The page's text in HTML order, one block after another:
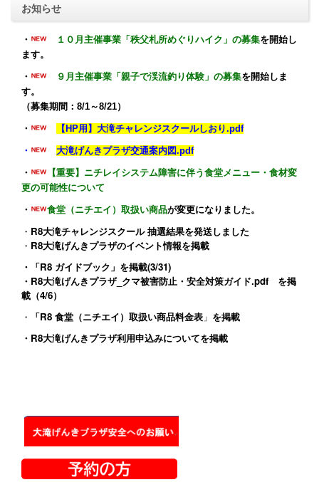
お知らせ
・ １０月主催事業「秩父札所めぐりハイク」の募集を開始し
ます。
・ ９月主催事業「親子で渓流釣り体験」の募集を開始しま
す。
（募集期間：8/1～8/21）
・ 【HP用】大滝チャレンジスクールしおり.pdf
・ 大滝げんきプラザ交通案内図.pdf
・
【重要】ニチレイシステム障害に伴う食堂メニュー・食材変
更の可能性について
・ 食堂（ニチエイ）取扱い商品が変更になりました。
・ R8大滝チャレンジスクール 抽選結果を発送しました
・ R8大滝げんきプラザのイベント情報を掲載
・ 「R8 ガイドブック」 を掲載(3/31)
・ R8大滝げんきプラザ_クマ被害防止・安全対策ガイド.pdfを掲
載（4/6）
・
「R8 食堂（ニチエイ）取扱い商品料金表 」 を掲載
・ R8大滝げんきプラザ利用申込みについてを掲載